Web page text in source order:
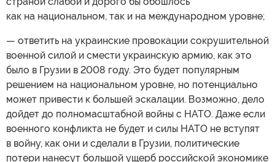
как на национальном, так и на международном уровне;
— ответить на украинские провокации сокрушительной
военной силой и смести украинскую армию, как это
было в Грузии в 2008 году. Это будет популярным
решением на национальном уровне, но потенциально
может привести к большей эскалации. Возможно, дело
дойдет до полномасштабной войны с НАТО. Даже если
военного конфликта не будет и силы НАТО не вступят
в войну, как они и сделали в Грузии, политические
потери нанесут большой ущерб российской экономике